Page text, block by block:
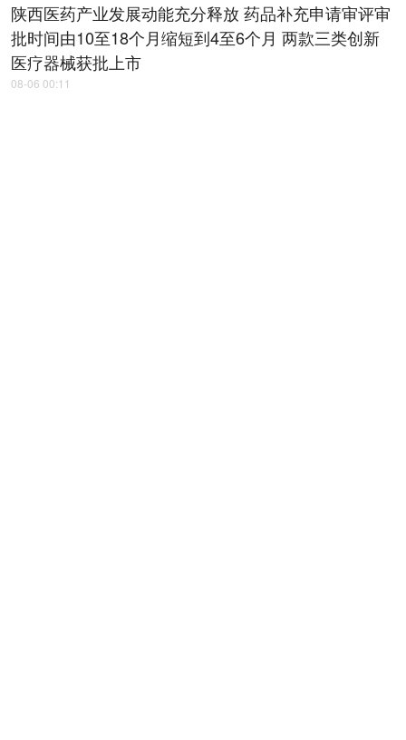
陕西医药产业发展动能充分释放 药品补充申请审评审
批时间由10至18个月缩短到4至6个月 两款三类创新
医疗器械获批上市
08-06 00:11